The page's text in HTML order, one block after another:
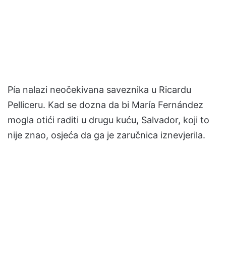
Pía nalazi neočekivana saveznika u Ricardu
Pelliceru. Kad se dozna da bi María Fernández
mogla otići raditi u drugu kuću, Salvador, koji to
nije znao, osjeća da ga je zaručnica iznevjerila.